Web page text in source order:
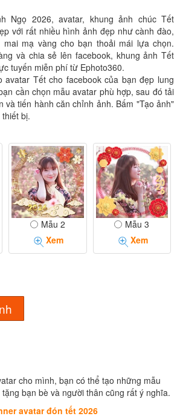
Ngọ 2026, avatar, khung ảnh chúc Tết
với rất nhiều hình ảnh đẹp như cành đào,
mai mạ vàng cho bạn thoải mái lựa chọn.
và chia sẻ lên facebook, khung ảnh Tết
tuyến miễn phí từ Ephoto360.
avatar Tết cho facebook của bạn đẹp lung
cần chọn mẫu avatar phù hợp, sau đó tải
và tiến hành căn chỉnh ảnh. Bấm "Tạo ảnh"
bị.
Mẫu 2
Xem
Mẫu 3
Xem
cho mình, bạn có thể tạo những mẫu
bạn bè và người thân cũng rất ý nghĩa.
avatar đón tết 2026